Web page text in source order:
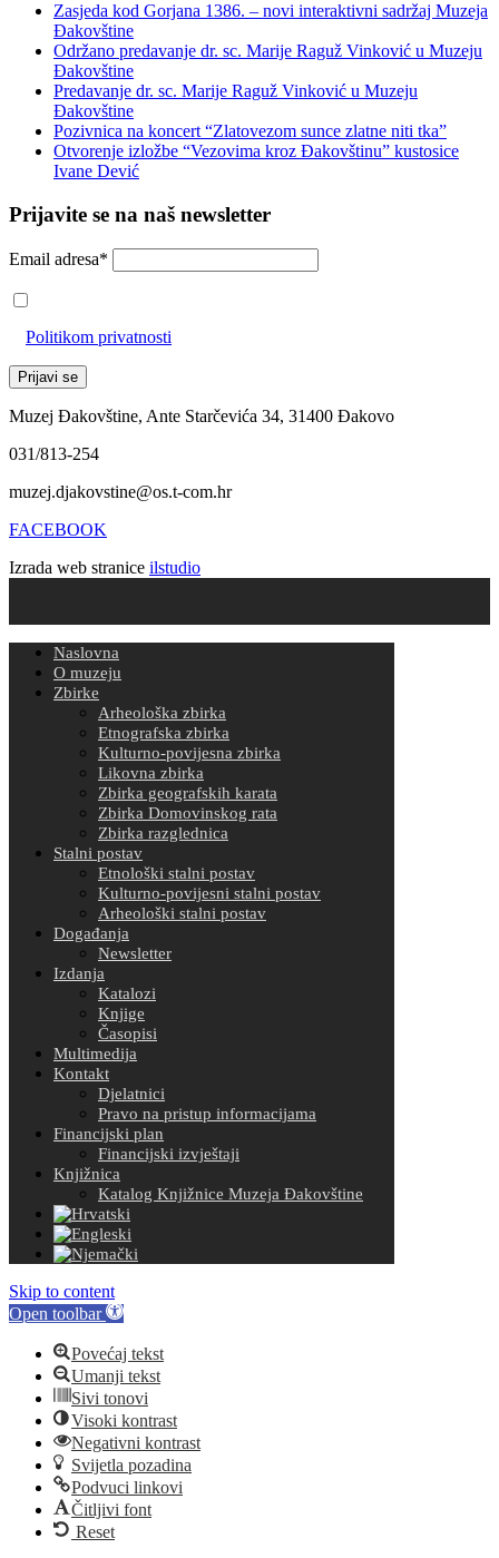
Zasjeda kod Gorjana 1386. – novi interaktivni sadržaj Muzeja
Đakovštine
Održano predavanje dr. sc. Marije Raguž Vinković u Muzeju
Đakovštine
Predavanje dr. sc. Marije Raguž Vinković u Muzeju
Đakovštine
Pozivnica na koncert “Zlatovezom sunce zlatne niti tka”
Otvorenje izložbe “Vezovima kroz Đakovštinu” kustosice
Ivane Dević
Prijavite se na naš newsletter
Email adresa*
Politikom privatnosti
Muzej Đakovštine, Ante Starčevića 34, 31400 Đakovo
031/813-254
muzej.djakovstine@os.t-com.hr
FACEBOOK
Izrada web stranice ilstudio
Naslovna
O muzeju
Zbirke
Arheološka zbirka
Etnografska zbirka
Kulturno-povijesna zbirka
Likovna zbirka
Zbirka geografskih karata
Zbirka Domovinskog rata
Zbirka razglednica
Stalni postav
Etnološki stalni postav
Kulturno-povijesni stalni postav
Arheološki stalni postav
Događanja
Newsletter
Izdanja
Katalozi
Knjige
Časopisi
Multimedija
Kontakt
Djelatnici
Pravo na pristup informacijama
Financijski plan
Financijski izvještaji
Knjižnica
Katalog Knjižnice Muzeja Đakovštine
Skip to content
Open toolbar
Povećaj tekst
Umanji tekst
Sivi tonovi
Visoki kontrast
Negativni kontrast
Svijetla pozadina
Podvuci linkovi
Čitljivi font
Reset